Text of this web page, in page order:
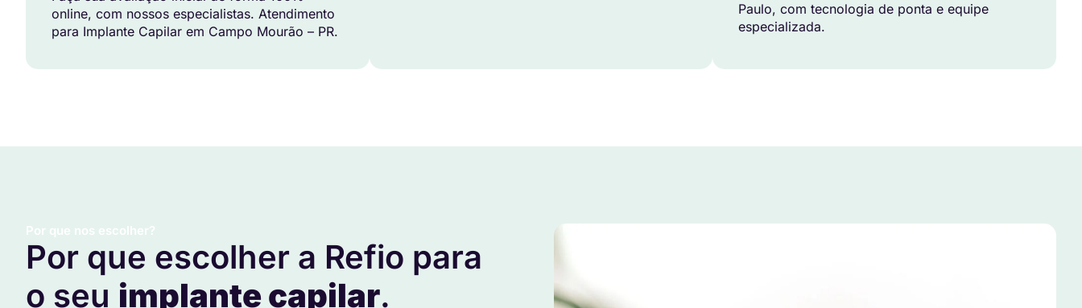
online, com nossos especialistas. Atendimento
para Implante Capilar em Campo Mourão – PR.
Paulo, com tecnologia de ponta e equipe
especializada.
Por que nos escolher?
Por que escolher a Refio para
o seu implante capilar.